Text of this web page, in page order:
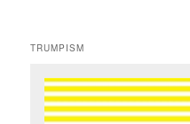
TRUMPISM